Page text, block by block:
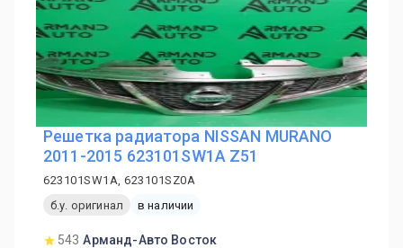
Решетка радиатора NISSAN MURANO
2011-2015 623101SW1A Z51
623101SW1A, 623101SZ0A
б.у. оригинал
в наличии
543 Арманд-Авто Восток